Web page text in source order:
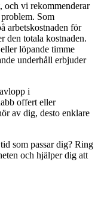
och vi rekommenderar
Som
arbetskostnaden för
den totala kostnaden.
löpande timme
underhåll erbjuder
i
offert eller
av dig, desto enklare
som passar dig? Ring
och hjälper dig att